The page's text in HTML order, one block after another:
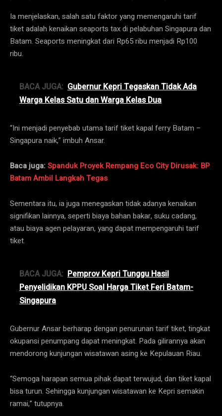
Ia menjelaskan, salah satu faktor yang memengaruhi tarif
tiket adalah kenaikan seaports tax di pelabuhan Singapura dan
Batam. Seaports meningkat dari Rp65 ribu menjadi Rp100
ribu.
BACA JUGA: Gubernur Kepri Tegaskan Tidak Ada
Warga Kelas Satu dan Warga Kelas Dua
“Ini menjadi penyebab utama tarif tiket kapal ferry Batam –
Singapura naik,” imbuh Ansar.
Baca juga:Spanduk Proyek Rempang Eco City Dirusak: BP
Batam Ambil Langkah Tegas
Sementara itu, ia juga menegaskan tidak adanya kenaikan
signifikan lainnya, seperti biaya bahan bakar, suku cadang,
atau biaya agen pelayaran, yang dapat mempengaruhi tarif
tiket.
BACA JUGA: Pemprov Kepri Tunggu Hasil
Penyelidikan KPPU Soal Harga Tiket Feri Batam-
Singapura
Gubernur Ansar berharap dengan penurunan tarif tiket, tingkat
okupansi penumpang dapat meningkat. Pada gilirannya akan
mendorong kunjungan wisatawan asing ke Kepulauan Riau.
“Semoga harapan semua pihak dapat terwujud, dan tiket kapal
bisa turun. Sehingga kunjungan wisatawan ke Kepri semakin
ramai,” tutupnya.